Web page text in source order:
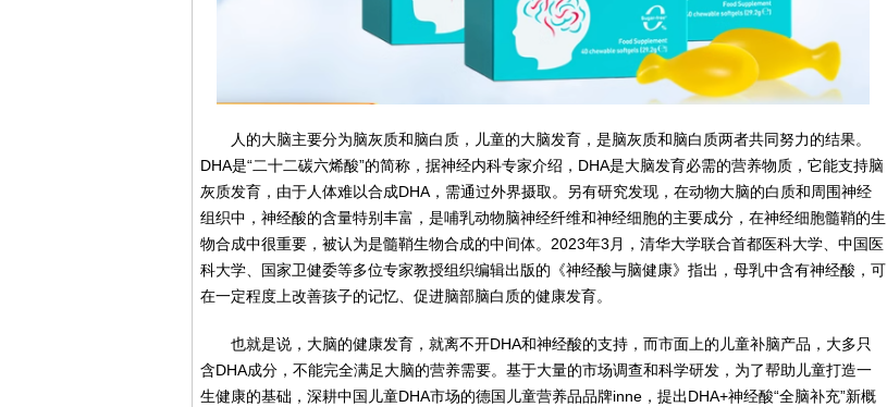
人的大脑主要分为脑灰质和脑白质，儿童的大脑发育，是脑灰质和脑白质两者共同努力的结果。
DHA是“二十二碳六烯酸”的简称，据神经内科专家介绍，DHA是大脑发育必需的营养物质，它能支持脑
灰质发育，由于人体难以合成DHA，需通过外界摄取。另有研究发现，在动物大脑的白质和周围神经
组织中，神经酸的含量特别丰富，是哺乳动物脑神经纤维和神经细胞的主要成分，在神经细胞髓鞘的生
物合成中很重要，被认为是髓鞘生物合成的中间体。2023年3月，清华大学联合首都医科大学、中国医
科大学、国家卫健委等多位专家教授组织编辑出版的《神经酸与脑健康》指出，母乳中含有神经酸，可
在一定程度上改善孩子的记忆、促进脑部脑白质的健康发育。
也就是说，大脑的健康发育，就离不开DHA和神经酸的支持，而市面上的儿童补脑产品，大多只
含DHA成分，不能完全满足大脑的营养需要。基于大量的市场调查和科学研发，为了帮助儿童打造一
生健康的基础，深耕中国儿童DHA市场的德国儿童营养品品牌inne，提出DHA+神经酸“全脑补充”新概